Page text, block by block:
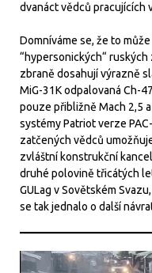
dvanáct vědců pracujících
Domníváme se, že to
“hypersonických“
zbraně dosahují výrazně
MiG-31K odpalovaná Ch-
pouze přibližně Mach 2,5
systémy Patriot verze
zatčených vědců
zvláštní konstrukční
druhé polovině třicátých
GULag v Sovětském
se tak jednalo o další